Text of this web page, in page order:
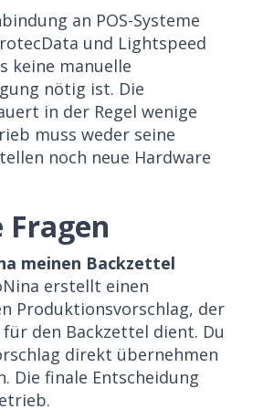
an POS-Systeme
und Lightspeed
keine manuelle
nötig ist. Die
in der Regel wenige
muss weder seine
noch neue Hardware
meinen Backzettel
erstellt einen
Produktionsvorschlag, der
den Backzettel dient. Du
direkt übernehmen
Die finale Entscheidung